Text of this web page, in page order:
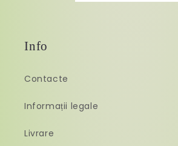
Info
Contacte
Informații legale
Livrare